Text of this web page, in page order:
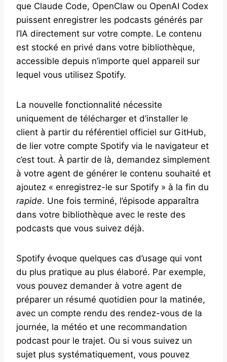
que Claude Code, OpenClaw ou OpenAI Codex
puissent enregistrer les podcasts générés par
l’IA directement sur votre compte. Le contenu
est stocké en privé dans votre bibliothèque,
accessible depuis n’importe quel appareil sur
lequel vous utilisez Spotify.
La nouvelle fonctionnalité nécessite
uniquement de télécharger et d’installer le
client à partir du référentiel officiel sur GitHub,
de lier votre compte Spotify via le navigateur et
c’est tout. À partir de là, demandez simplement
à votre agent de générer le contenu souhaité et
ajoutez « enregistrez-le sur Spotify » à la fin du
rapide. Une fois terminé, l’épisode apparaîtra
dans votre bibliothèque avec le reste des
podcasts que vous suivez déjà.
Spotify évoque quelques cas d’usage qui vont
du plus pratique au plus élaboré. Par exemple,
vous pouvez demander à votre agent de
préparer un résumé quotidien pour la matinée,
avec un compte rendu des rendez-vous de la
journée, la météo et une recommandation
podcast pour le trajet. Ou si vous suivez un
sujet plus systématiquement, vous pouvez